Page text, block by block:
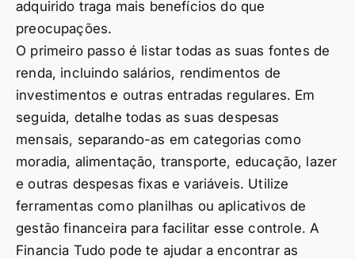
adquirido traga mais benefícios do que
preocupações.
O primeiro passo é listar todas as suas fontes de
renda, incluindo salários, rendimentos de
investimentos e outras entradas regulares. Em
seguida, detalhe todas as suas despesas
mensais, separando-as em categorias como
moradia, alimentação, transporte, educação, lazer
e outras despesas fixas e variáveis. Utilize
ferramentas como planilhas ou aplicativos de
gestão financeira para facilitar esse controle. A
Financia Tudo pode te ajudar a encontrar as